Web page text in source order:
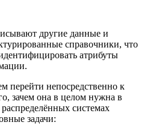
другие данные и
справочники, что
атрибуты
перейти непосредственно к
зачем она в целом нужна в
системах
задачи: